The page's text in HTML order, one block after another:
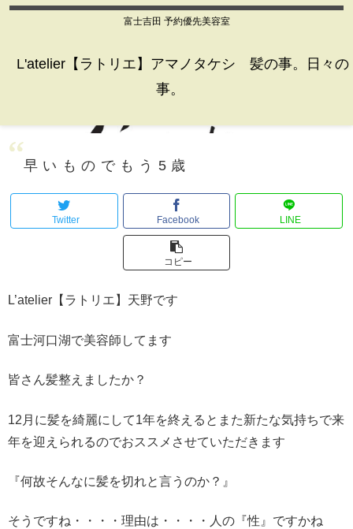
富士吉田 予約優先美容室
L'atelier【ラトリエ】アマノタケシ 髪の事。日々の
事。
早いものでもう5歳
Twitter Facebook LINE
コピー
L’atelier【ラトリエ】天野です
富士河口湖で美容師してます
皆さん髪整えましたか？
12月に髪を綺麗にして1年を終えるとまた新たな気持ちで来
年を迎えられるのでおススメさせていただきます
『何故そんなに髪を切れと言うのか？』
そうですね・・・・理由は・・・・人の『性』ですかね